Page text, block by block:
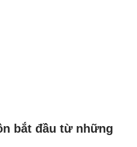
bắt đầu từ những